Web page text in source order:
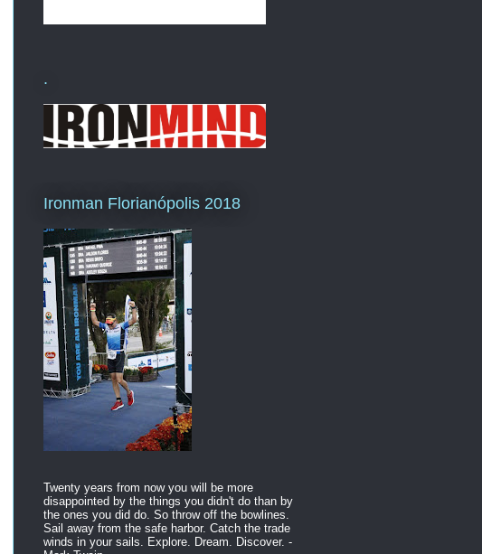
.
Ironman Florianópolis 2018
Twenty years from now you will be more
disappointed by the things you didn't do than by
the ones you did do. So throw off the bowlines.
Sail away from the safe harbor. Catch the trade
winds in your sails. Explore. Dream. Discover. -